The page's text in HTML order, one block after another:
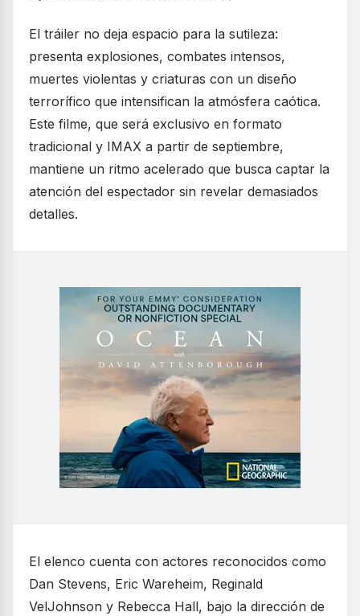
El tráiler no deja espacio para la sutileza:
presenta explosiones, combates intensos,
muertes violentas y criaturas con un diseño
terrorífico que intensifican la atmósfera caótica.
Este filme, que será exclusivo en formato
tradicional y IMAX a partir de septiembre,
mantiene un ritmo acelerado que busca captar la
atención del espectador sin revelar demasiados
detalles.
El elenco cuenta con actores reconocidos como
Dan Stevens, Eric Wareheim, Reginald
VelJohnson y Rebecca Hall, bajo la dirección de